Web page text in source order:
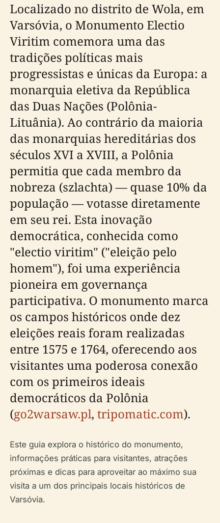
Localizado no distrito de Wola, em
Varsóvia, o Monumento Electio
Viritim comemora uma das
tradições políticas mais
progressistas e únicas da Europa: a
monarquia eletiva da República
das Duas Nações (Polônia-
Lituânia). Ao contrário da maioria
das monarquias hereditárias dos
séculos XVI a XVIII, a Polônia
permitia que cada membro da
nobreza (szlachta) — quase 10% da
população — votasse diretamente
em seu rei. Esta inovação
democrática, conhecida como
"electio viritim" ("eleição pelo
homem"), foi uma experiência
pioneira em governança
participativa. O monumento marca
os campos históricos onde dez
eleições reais foram realizadas
entre 1575 e 1764, oferecendo aos
visitantes uma poderosa conexão
com os primeiros ideais
democráticos da Polônia
(go2warsaw.pl, tripomatic.com).
Este guia explora o histórico do monumento,
informações práticas para visitantes, atrações
próximas e dicas para aproveitar ao máximo sua
visita a um dos principais locais históricos de
Varsóvia.